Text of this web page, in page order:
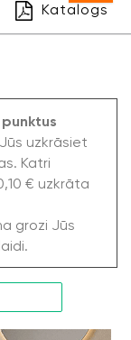
Katalogs
Jūs uzkrāsiet
Katri
€ uzkrāta
grozi Jūs